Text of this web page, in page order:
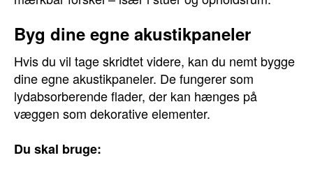
Byg dine egne akustikpaneler
Hvis du vil tage skridtet videre, kan du nemt bygge
dine egne akustikpaneler. De fungerer som
lydabsorberende flader, der kan hænges på
væggen som dekorative elementer.
Du skal bruge: